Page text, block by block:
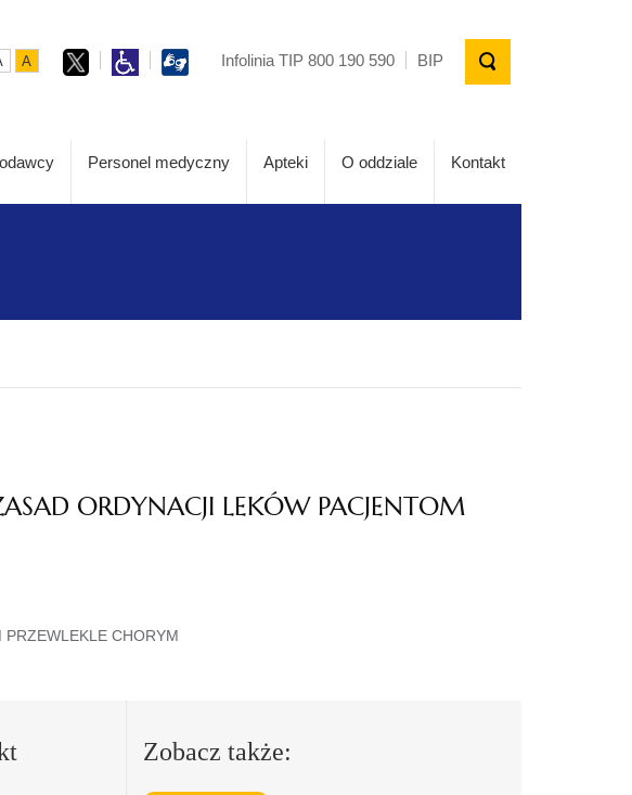
A Infolinia TIP 800 190 590 BIP
Personel medyczny Apteki O oddziale Kontakt
ORDYNACJI LEKÓW PACJENTOM
CHORYM
Zobacz także: